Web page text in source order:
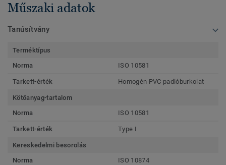
Műszaki adatok
Tanúsítvány
Terméktípus
Norma
ISO 10581
Tarkett-érték Homogén PVC padlóburkolat
Kötőanyag-tartalom
Norma
ISO 10581
Tarkett-érték Type I
Kereskedelmi besorolás
Norma
ISO 10874